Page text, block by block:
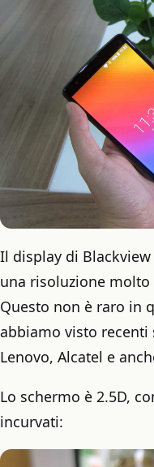
Il display di Blackview
una risoluzione molto
Questo non è raro in
abbiamo visto
Lenovo, Alcatel e
Lo schermo è 2.5D,
incurvati: